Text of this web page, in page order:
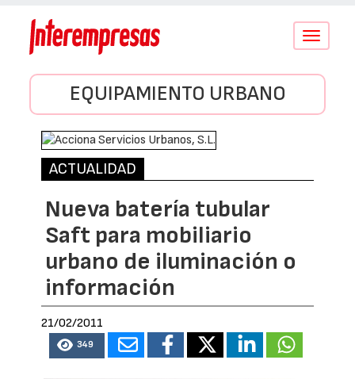
Conmutar
EQUIPAMIENTO URBANO
ACTUALIDAD
Nueva batería tubular
Saft para mobiliario
urbano de iluminación o
información
21/02/2011
349